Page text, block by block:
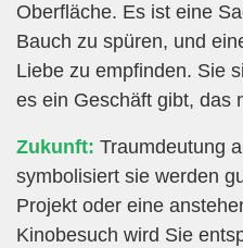
Oberfläche. Es ist eine
Bauch zu spüren, und
Liebe zu empfinden. Sie
es ein Geschäft gibt, das
Zukunft: Traumdeutung
symbolisiert sie werden
Projekt oder eine
Kinobesuch wird Sie